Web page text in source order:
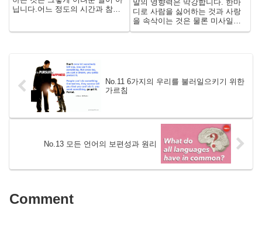
닙니다.어느 정도의 시간과 참을
말의 영향력은 막강합니다. 한마
디로 사람을 싫어하는 것과 사랑
을 속삭이는 것은 물론 미사일을
쏘는 신호도 되고 전쟁을 시작하
No.11 6가지의 우리를 불러일으키기 위한
가르침
No.13 모든 언어의 보편성과 원리
Comment